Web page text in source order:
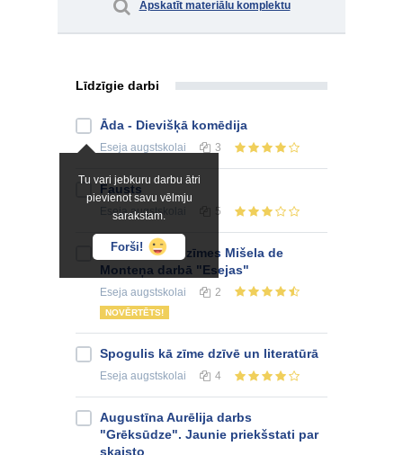
Apskatīt materiālu komplektu
Līdzīgie darbi
Tu vari jebkuru darbu ātri
pievienot savu vēlmju
sarakstam.
Forši!
Āda - Dievišķā komēdija
Eseja augstskolai 3
Fausts
Esejaaugstskolai 5
Humānisma iezīmes Mišela de
Monteņa darbā "Esejas"
Eseja augstskolai 2
NOVĒRTĒTS!
Spogulis kā zīme dzīvē un literatūrā
Eseja augstskolai 4
Augustīna Aurēlija darbs
"Grēksūdze". Jaunie priekšstati par
skaisto